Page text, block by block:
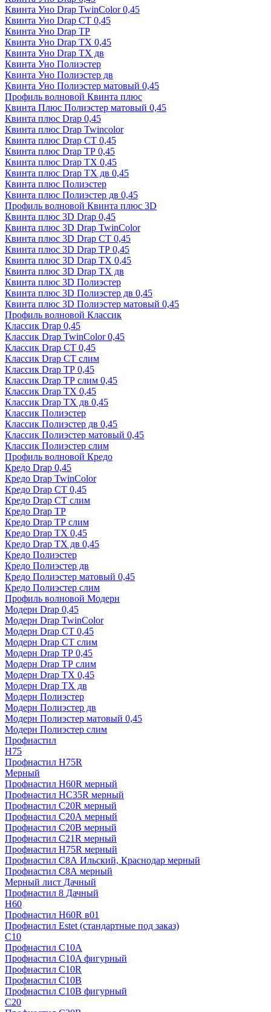
Квинта Уно Drap TwinColor 0,45
Квинта Уно Drap СТ 0,45
Квинта Уно Drap ТР
Квинта Уно Drap ТХ 0,45
Квинта Уно Drap ТХ дв
Квинта Уно Полиэстер
Квинта Уно Полиэстер дв
Квинта Уно Полиэстер матовый 0,45
Профиль волновой Квинта плюс
Квинта Плюс Полиэстер матовый 0,45
Квинта плюс Drap 0,45
Квинта плюс Drap Twincolor
Квинта плюс Drap СТ 0,45
Квинта плюс Drap ТР 0,45
Квинта плюс Drap ТХ 0,45
Квинта плюс Drap ТХ дв 0,45
Квинта плюс Полиэстер
Квинта плюс Полиэстер дв 0,45
Профиль волновой Квинта плюс 3D
Квинта плюс 3D Drap 0,45
Квинта плюс 3D Drap TwinColor
Квинта плюс 3D Drap СТ 0,45
Квинта плюс 3D Drap ТР 0,45
Квинта плюс 3D Drap ТХ 0,45
Квинта плюс 3D Drap ТХ дв
Квинта плюс 3D Полиэстер
Квинта плюс 3D Полиэстер дв 0,45
Квинта плюс 3D Полиэстер матовый 0,45
Профиль волновой Классик
Классик Drap 0,45
Классик Drap TwinColor 0,45
Классик Drap СТ 0,45
Классик Drap СТ слим
Классик Drap ТР 0,45
Классик Drap ТР слим 0,45
Классик Drap ТХ 0,45
Классик Drap ТХ дв 0,45
Классик Полиэстер
Классик Полиэстер дв 0,45
Классик Полиэстер матовый 0,45
Классик Полиэстер слим
Профиль волновой Кредо
Кредо Drap 0,45
Кредо Drap TwinColor
Кредо Drap СТ 0,45
Кредо Drap СТ слим
Кредо Drap ТР
Кредо Drap ТР слим
Кредо Drap ТХ 0,45
Кредо Drap ТХ дв 0,45
Кредо Полиэстер
Кредо Полиэстер дв
Кредо Полиэстер матовый 0,45
Кредо Полиэстер слим
Профиль волновой Модерн
Модерн Drap 0,45
Модерн Drap TwinColor
Модерн Drap СТ 0,45
Модерн Drap СТ слим
Модерн Drap ТР 0,45
Модерн Drap ТР слим
Модерн Drap ТХ 0,45
Модерн Drap ТХ дв
Модерн Полиэстер
Модерн Полиэстер дв
Модерн Полиэстер матовый 0,45
Модерн Полиэстер слим
Профнастил
H75
Профнастил H75R
Мерный
Профнастил H60R мерный
Профнастил HC35R мерный
Профнастил С20R мерный
Профнастил С20А мерный
Профнастил С20В мерный
Профнастил С21R мерный
Профнастил Н75R мерный
Профнастил С8А Ильский, Краснодар мерный
Профнастил С8А мерный
Мерный лист Дачный
Профнастил 8 Дачный
Н60
Профнастил H60R в01
Профнастил Estet (стандартные под заказ)
C10
Профнастил С10A
Профнастил С10A фигурный
Профнастил С10R
Профнастил С10В
Профнастил С10В фигурный
C20